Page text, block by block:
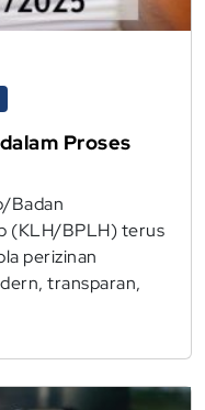
Proses
Badan
(KLH/BPLH) terus
perizinan
transparan,